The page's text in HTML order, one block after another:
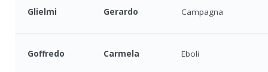
Glielmi Gerardo Campagna
Goffredo Carmela Eboli